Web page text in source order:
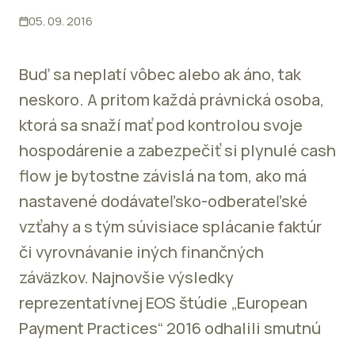
05. 09. 2016
Buď sa neplatí vôbec alebo ak áno, tak
neskoro. A pritom každá právnická osoba,
ktorá sa snaží mať pod kontrolou svoje
hospodárenie a zabezpečiť si plynulé cash
flow je bytostne závislá na tom, ako má
nastavené dodávateľsko-odberateľské
vzťahy a s tým súvisiace splácanie faktúr
či vyrovnávanie iných finančných
záväzkov. Najnovšie výsledky
reprezentatívnej EOS štúdie „European
Payment Practices“ 2016 odhalili smutnú